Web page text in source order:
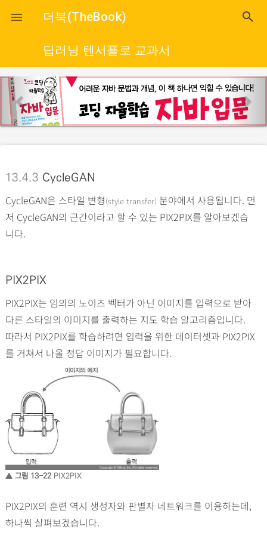
close
 더북(TheBook) search
딥러닝 텐서플로 교과서
p
r
e
u
s
n
e
x
13.4.3 CycleGAN
CycleGAN은 스타일 변형(style transfer) 분야에서 사용됩니다. 먼
저 CycleGAN의 근간이라고 할 수 있는 PIX2PIX를 알아보겠습
니다.
PIX2PIX
PIX2PIX는 임의의 노이즈 벡터가 아닌 이미지를 입력으로 받아
다른 스타일의 이미지를 출력하는 지도 학습 알고리즘입니다.
따라서 PIX2PIX를 학습하려면 입력을 위한 데이터셋과 PIX2PIX
를 거쳐서 나올 정답 이미지가 필요합니다.
▲ 그림 13-22PIX2PIX
PIX2PIX의 훈련 역시 생성자와 판별자 네트워크를 이용하는데,
하나씩 살펴보겠습니다.